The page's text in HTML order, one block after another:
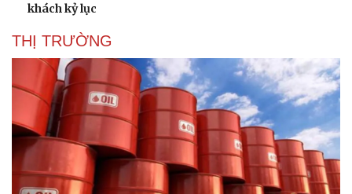
khách kỷ lục
THỊ TRƯỜNG